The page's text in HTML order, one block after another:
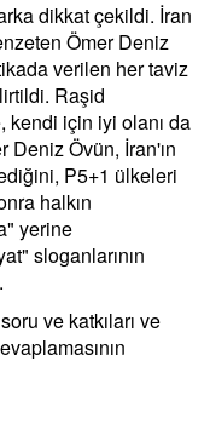
dikkat çekildi. İran
Ömer Deniz
verilen her taviz
Raşid
için iyi olanı da
Deniz Övün, İran'ın
P5+1 ülkeleri
halkın
yerine
sloganlarının
ve katkıları ve